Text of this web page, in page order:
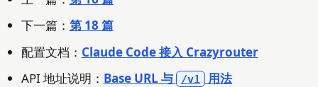
下一篇： 第 18 篇
配置文档： Claude Code 接入 Crazyrouter
API 地址说明： Base URL 与 /v1 用法